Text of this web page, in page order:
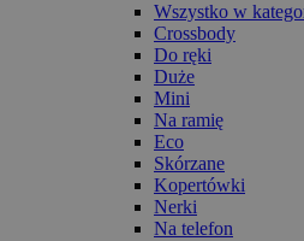
Wszystko w
Crossbody
Do ręki
Duże
Mini
Na ramię
Eco
Skórzane
Kopertówki
Nerki
Na telefon